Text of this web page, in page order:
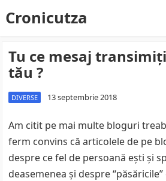
Cronicutza
Tu ce mesaj
tău ?
DIVERSE 13 septembrie 2018
Am citit pe mai multe bloguri
ferm convins că articolele de pe
despre ce fel de persoană eşti şi
deasemenea şi despre